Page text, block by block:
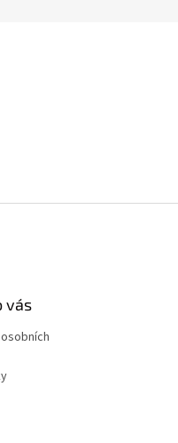
vás